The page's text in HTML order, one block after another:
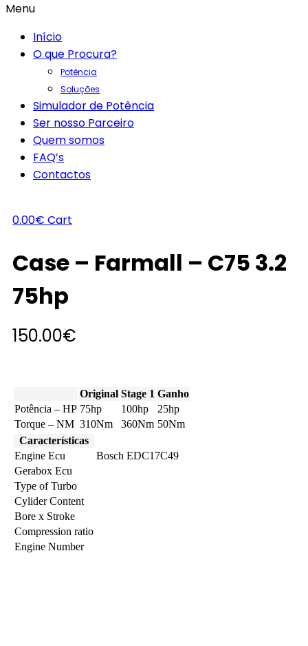
Menu
Início
O que Procura?
Potência
Soluções
Simulador de Potência
Ser nosso Parceiro
Quem somos
FAQ’s
Contactos
0.00€ Cart
Case – Farmall – C75 3.2
75hp
150.00€
Original Stage 1 Ganho
Potência – HP 75hp 100hp
25hp
Torque – NM 310Nm 360Nm 50Nm
Características
Engine Ecu
Bosch EDC17C49
Gerabox Ecu
Type of Turbo
Cylider Content
Bore x Stroke
Compression ratio
Engine Number